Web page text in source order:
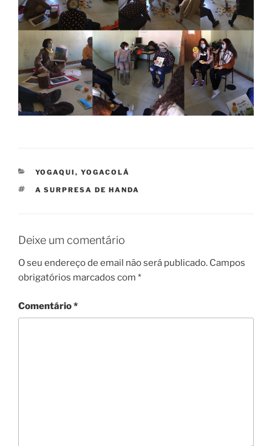
CATEGORIAS
YOGAQUI, YOGACOLÁ
ETIQUETAS
A SURPRESA DE HANDA
Deixe um comentário
O seu endereço de email não será publicado. Campos
obrigatórios marcados com *
Comentário*